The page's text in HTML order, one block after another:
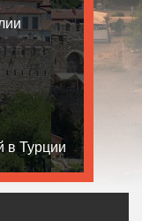
в Турции